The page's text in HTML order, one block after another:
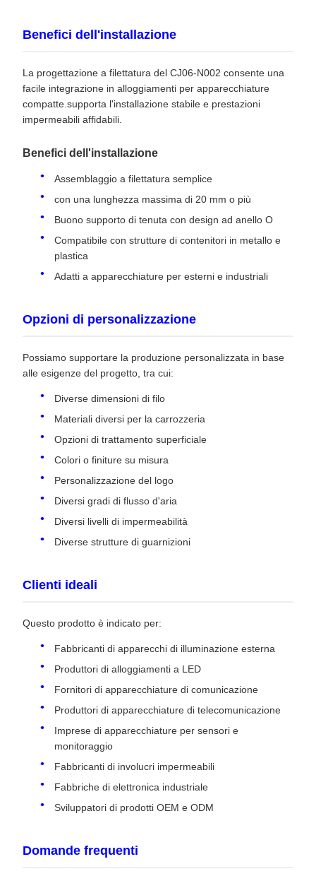
Benefici dell'installazione
La progettazione a filettatura del CJ06-N002 consente una
facile integrazione in alloggiamenti per apparecchiature
compatte.supporta l'installazione stabile e prestazioni
impermeabili affidabili.
Benefici dell'installazione
Assemblaggio a filettatura semplice
con una lunghezza massima di 20 mm o più
Buono supporto di tenuta con design ad anello O
Compatibile con strutture di contenitori in metallo e
plastica
Adatti a apparecchiature per esterni e industriali
Opzioni di personalizzazione
Possiamo supportare la produzione personalizzata in base
alle esigenze del progetto, tra cui:
Diverse dimensioni di filo
Materiali diversi per la carrozzeria
Opzioni di trattamento superficiale
Colori o finiture su misura
Personalizzazione del logo
Diversi gradi di flusso d'aria
Diversi livelli di impermeabilità
Diverse strutture di guarnizioni
Clienti ideali
Questo prodotto è indicato per:
Fabbricanti di apparecchi di illuminazione esterna
Produttori di alloggiamenti a LED
Fornitori di apparecchiature di comunicazione
Produttori di apparecchiature di telecomunicazione
Imprese di apparecchiature per sensori e
monitoraggio
Fabbricanti di involucri impermeabili
Fabbriche di elettronica industriale
Sviluppatori di prodotti OEM e ODM
Domande frequenti